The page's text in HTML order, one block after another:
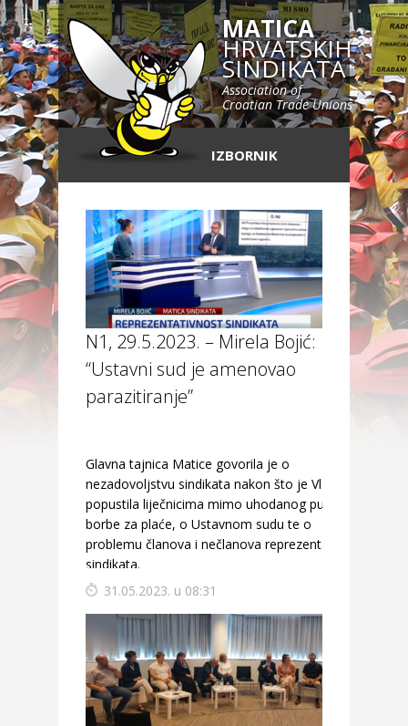
MATICA
HRVATSKIH
SINDIKATA
Association of
Croatian Trade Unions
IZBORNIK
N1, 29.5.2023. – Mirela Bojić:
“Ustavni sud je amenovao
parazitiranje”
Glavna tajnica Matice govorila je o
nezadovoljstvu sindikata nakon što je Vlada
popustila liječnicima mimo uhodanog puta
borbe za plaće, o Ustavnom sudu te o
problemu članova i nečlanova reprezentativnih
sindikata.
31.05.2023. u 08:31